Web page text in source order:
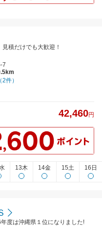
積だけでも大歓迎！
7
（2件）
42,460円
13木 14金 15土 16日
度は沖縄県１位になりました!